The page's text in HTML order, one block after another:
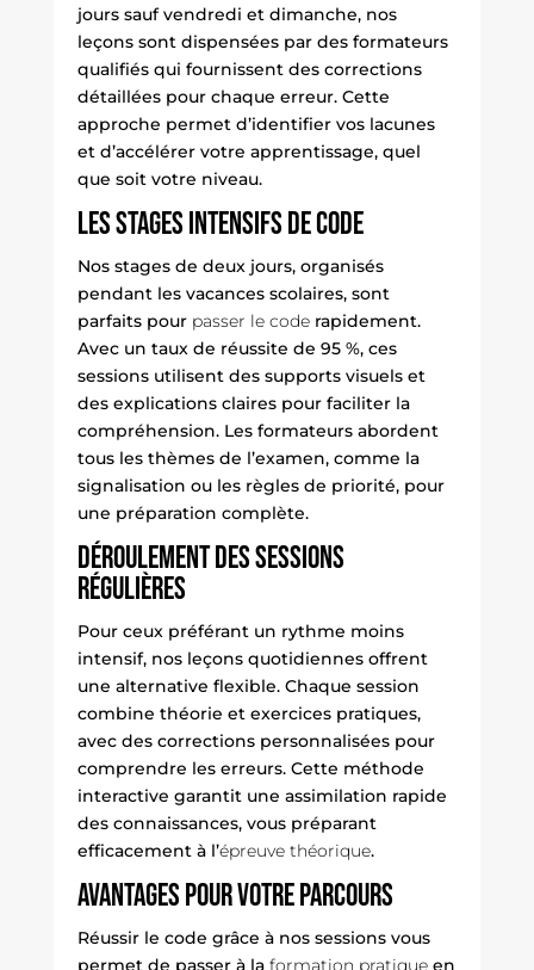
jours sauf vendredi et dimanche, nos
leçons sont dispensées par des formateurs
qualifiés qui fournissent des corrections
détaillées pour chaque erreur. Cette
approche permet d’identifier vos lacunes
et d’accélérer votre apprentissage, quel
que soit votre niveau.
Les stages intensifs de code
Nos stages de deux jours, organisés
pendant les vacances scolaires, sont
parfaits pour passer le coderapidement.
Avec un taux de réussite de 95 %, ces
sessions utilisent des supports visuels et
des explications claires pour faciliter la
compréhension. Les formateurs abordent
tous les thèmes de l’examen, comme la
signalisation ou les règles de priorité, pour
une préparation complète.
Déroulement des sessions
régulières
Pour ceux préférant un rythme moins
intensif, nos leçons quotidiennes offrent
une alternative flexible. Chaque session
combine théorie et exercices pratiques,
avec des corrections personnalisées pour
comprendre les erreurs. Cette méthode
interactive garantit une assimilation rapide
des connaissances, vous préparant
efficacement à l’épreuve théorique.
Avantages pour votre parcours
Réussir le code grâce à nos sessions vous
permet de passer à laformation pratiqueen